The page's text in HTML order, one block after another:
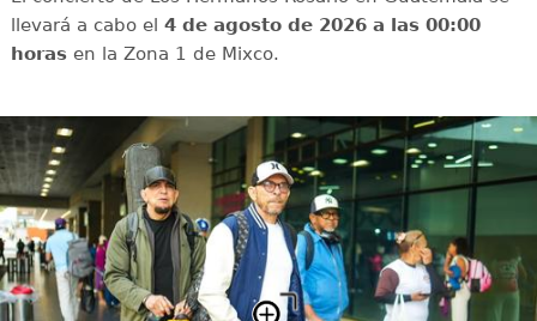
llevará a cabo el 4 de agosto de 2026 a las 00:00
horasen la Zona 1 de Mixco.